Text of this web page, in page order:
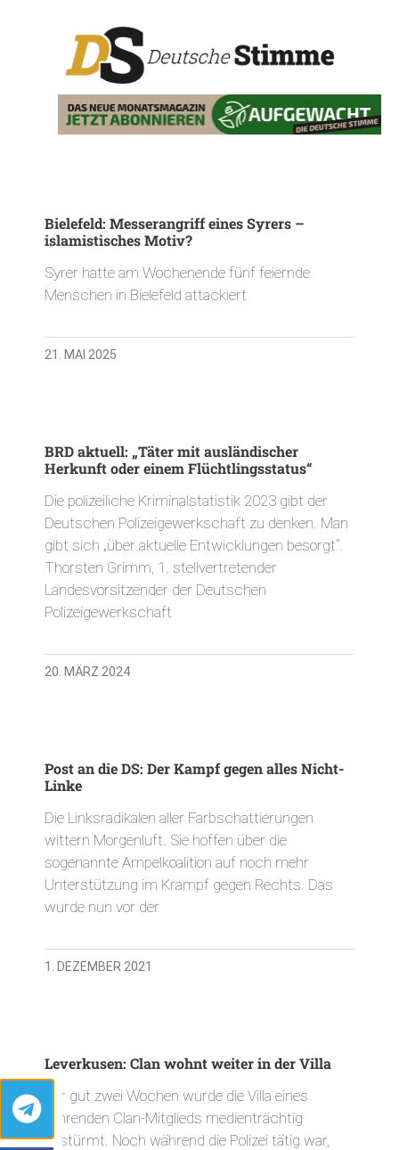
Bielefeld: Messerangriff eines Syrers –
islamistisches Motiv?
Syrer hatte am Wochenende fünf feiernde
Menschen in Bielefeld attackiert
21. MAI 2025
BRD aktuell: „Täter mit ausländischer
Herkunft oder einem Flüchtlingsstatus“
Die polizeiliche Kriminalstatistik 2023 gibt der
Deutschen Polizeigewerkschaft zu denken. Man
gibt sich „über aktuelle Entwicklungen besorgt“.
Thorsten Grimm, 1. stellvertretender
Landesvorsitzender der Deutschen
Polizeigewerkschaft
20. MÄRZ 2024
Post an die DS: Der Kampf gegen alles Nicht-
Linke
Die Linksradikalen aller Farbschattierungen
wittern Morgenluft. Sie hoffen über die
sogenannte Ampelkoalition auf noch mehr
Unterstützung im Krampf gegen Rechts. Das
wurde nun vor der
1. DEZEMBER 2021
Leverkusen: Clan wohnt weiter in der Villa
Vor gut zwei Wochen wurde die Villa eines
führenden Clan-Mitglieds medienträchtig
gestürmt. Noch während die Polizei tätig war,